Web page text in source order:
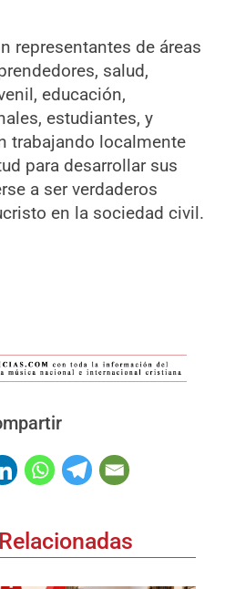
representantes de áreas
salud,
educación,
estudiantes, y
trabajando localmente
para desarrollar sus
a ser verdaderos
en la sociedad civil.